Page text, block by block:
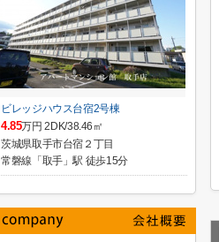
ビレッジハウス台宿2号棟
4.85万円 2DK/38.46㎡
茨城県取手市台宿２丁目
常磐線「取手」駅 徒歩15分